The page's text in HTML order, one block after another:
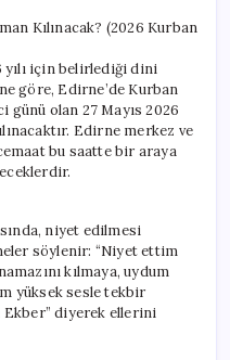
Kılınacak? (2026 Kurban
yılı için belirlediği dini
göre, Edirne’de Kurban
günü olan 27 Mayıs 2026
Edirne merkez ve
bu saatte bir araya
niyet edilmesi
söylenir: “Niyet ettim
kılmaya, uydum
yüksek sesle tekbir
diyerek ellerini